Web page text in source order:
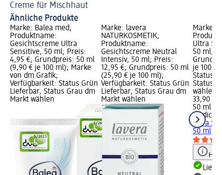
Creme für Mischhaut
Ähnliche Produkte
Marke: Balea med;
Produktname:
Gesichtscreme Ultra
Sensitive, 50 ml; Preis:
4,95 €; Grundpreis: 50 ml
(9,90 € je 100 ml); Marke
von dm Grafik;
Verfügbarkeit: Status Grün
Lieferbar, Status Grau dm
Markt wählen
Marke: lavera
NATURKOSMETIK;
Produktname:
Gesichtscreme Neutral
Intensiv, 50 ml; Preis:
12,95 €; Grundpreis: 50 ml
(25,90 € je 100 ml);
Verfügbarkeit: Status Grün
Lieferbar, Status Grau dm
Markt wählen
Marke:
Ultra
50 ml;
je 100
Status
Status
wählen
33,90 €
50 ml
Medical
Ultra
50 ml